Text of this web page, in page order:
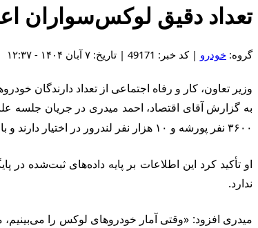
تعداد دقیق لوکس‌سواران
گروه: خودرو | کد خبر: 49171 | تاریخ: ۷ آبان ۱۴۰۴ - ۱۲:۳۷
وزیر تعاون، کار و رفاه اجتماعی از تعداد دارندگان
۳۶۰۰ نفر پورشه و ۱۰ هزار نفر لندرور در اختیار دارند و با آمارهایی از این قبیل نمی‌توان عموم جامعه را ثروتمند توصیف کرد.
او تأکید کرد این اطلاعات بر پایه داده‌های
ندارد.